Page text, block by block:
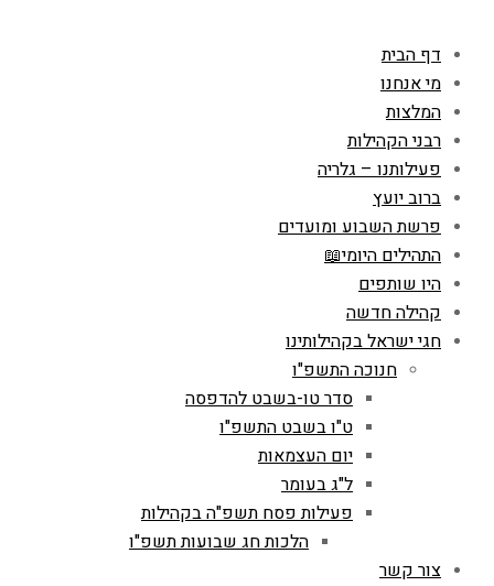
דף הבית
מי אנחנו
המלצות
רבני הקהילות
פעילותנו – גלריה
ברוב יועץ
פרשת השבוע ומועדים
התהילים היומי📖
היו שותפים
קהילה חדשה
חגי ישראל בקהילותינו
חנוכה התשפ"ו
סדר טו-בשבט להדפסה
ט"ו בשבט התשפ"ו
יום העצמאות
ל"ג בעומר
פעילות פסח תשפ"ה בקהילות
הלכות חג שבועות תשפ"ו
צור קשר